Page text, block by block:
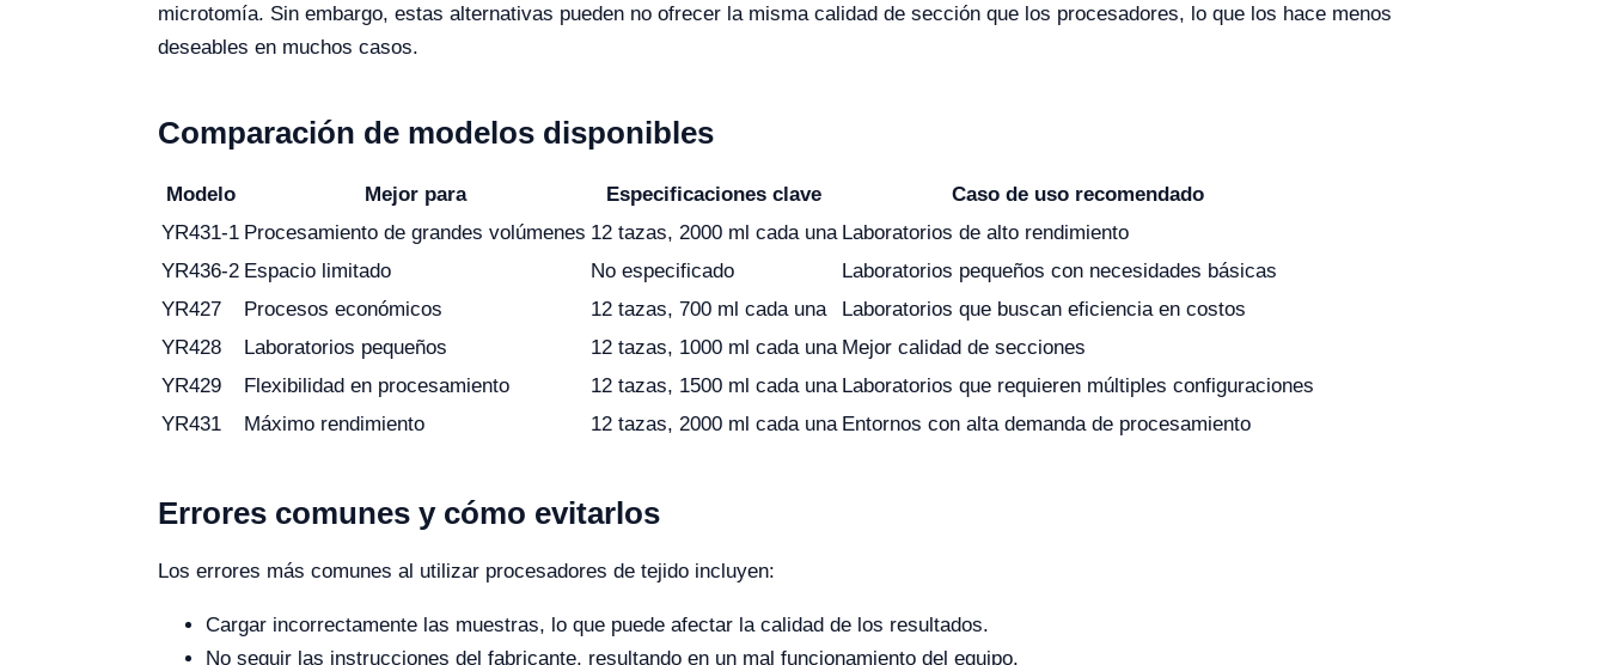
microtomía. Sin embargo, estas alternativas pueden no ofrecer la misma calidad de sección que los procesadores, lo que los hace menos
deseables en muchos casos.
Comparación de modelos disponibles
Modelo Mejor para Especificaciones clave
Caso de uso recomendado
YR431-1 Procesamiento de grandes volúmenes 12 tazas, 2000 ml cada una Laboratorios de alto rendimiento
YR436-2 Espacio limitado No especificado
Laboratorios pequeños con necesidades básicas
YR427
Procesos económicos 12 tazas, 700 ml cada una
Laboratorios que buscan eficiencia en costos
YR428
Laboratorios pequeños 12 tazas, 1000 ml cada una Mejor calidad de secciones
YR429
Flexibilidad en procesamiento 12 tazas, 1500 ml cada una Laboratorios que requieren múltiples configuraciones
YR431
Máximo rendimiento 12 tazas, 2000 ml cada una Entornos con alta demanda de procesamiento
Errores comunes y cómo evitarlos
Los errores más comunes al utilizar procesadores de tejido incluyen:
Cargar incorrectamente las muestras, lo que puede afectar la calidad de los resultados.
No seguir las instrucciones del fabricante, resultando en un mal funcionamiento del equipo.